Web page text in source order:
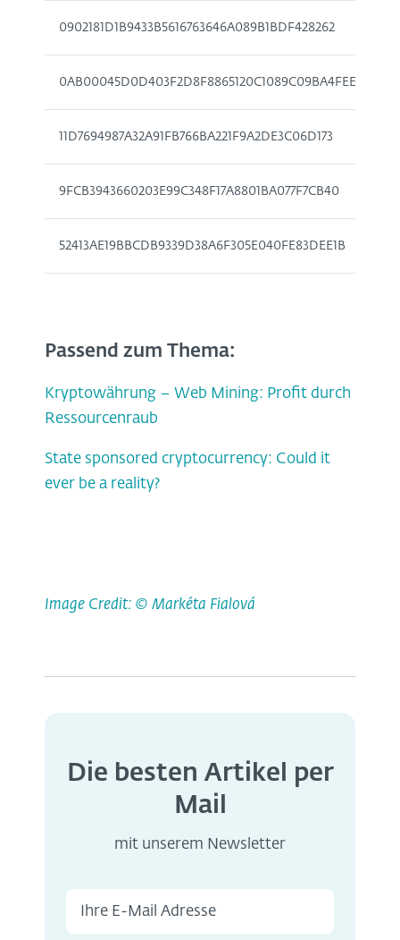
0902181D1B9433B5616763646A089B1BDF428262
0AB00045D0D403F2D8F8865120C1089C09BA4FEE
11D7694987A32A91FB766BA221F9A2DE3C06D173
9FCB3943660203E99C348F17A8801BA077F7CB40
52413AE19BBCDB9339D38A6F305E040FE83DEE1B
Passend zum Thema:
Kryptowährung – Web Mining: Profit durch
Ressourcenraub
State sponsored cryptocurrency: Could it
ever be a reality?
Image Credit: © Markéta Fialová
Die besten Artikel per
Mail
mit unserem Newsletter